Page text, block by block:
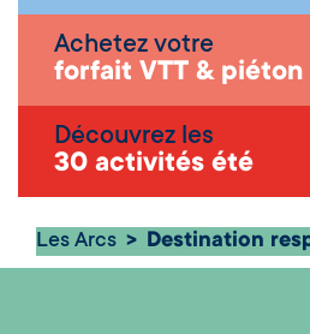
Achetez votre
forfait VTT & piéton
Découvrez les
30 activités été
Les Arcs Destination